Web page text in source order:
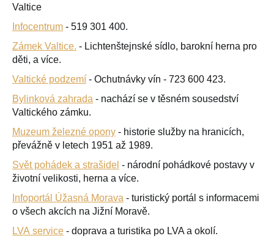
Valtice
Infocentrum - 519 301 400.
Zámek Valtice. - Lichtenštejnské sídlo, barokní herna pro
děti, a více.
Valtické podzemí - Ochutnávky vín - 723 600 423.
Bylinková zahrada - nachází se v těsném sousedství
Valtického zámku.
Muzeum železné opony - historie služby na hranicích,
převážně v letech 1951 až 1989.
Svět pohádek a strašidel - národní pohádkové postavy v
životní velikosti, herna a více.
Infoportál Úžasná Morava - turistický portál s informacemi
o všech akcích na Jižní Moravě.
LVA service - doprava a turistika po LVA a okolí.